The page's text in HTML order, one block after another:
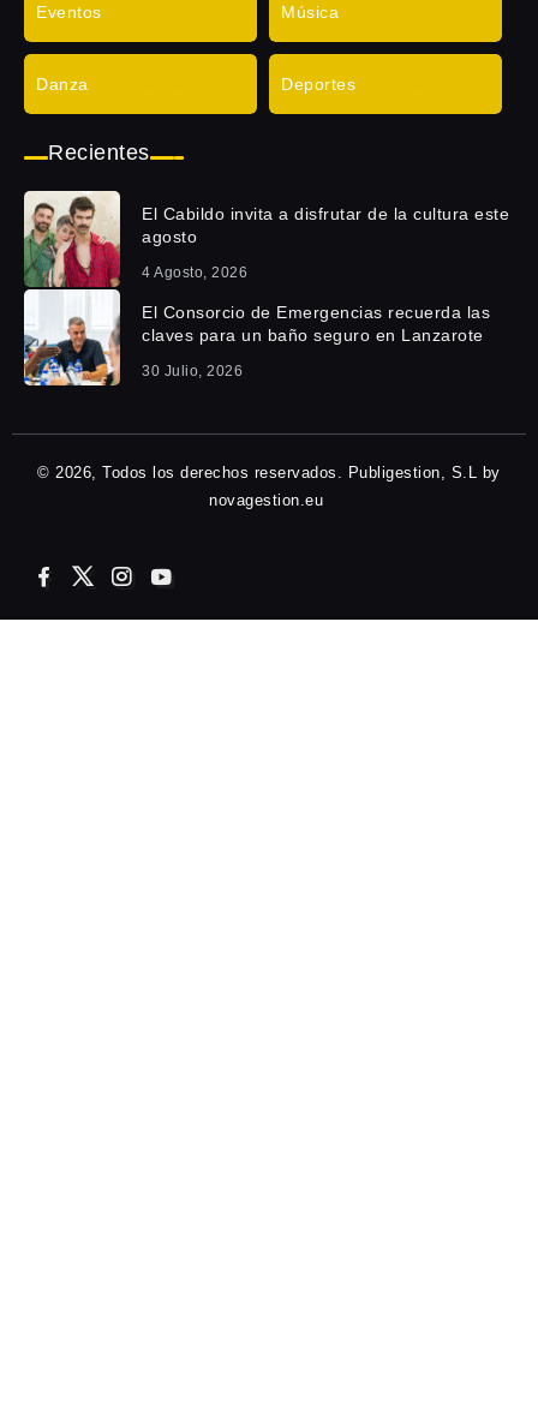
Eventos Música
Danza Deportes
Recientes
El Cabildo invita a disfrutar de la cultura este
agosto
4 Agosto, 2026
El Consorcio de Emergencias recuerda las
claves para un baño seguro en Lanzarote
30 Julio, 2026
© 2026, Todos los derechos reservados. Publigestion, S.L by
novagestion.eu